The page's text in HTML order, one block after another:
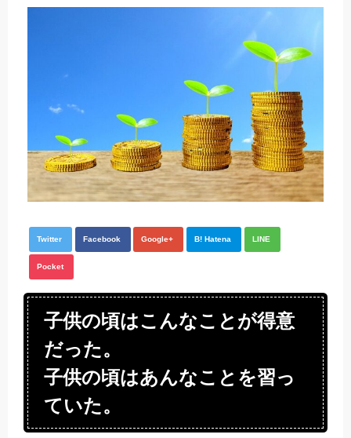
Twitter Facebook Google+ B! Hatena LINE
Pocket
子供の頃はこんなことが得意
だった。
子供の頃はあんなことを習っ
ていた。